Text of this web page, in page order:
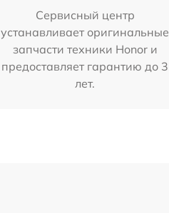
Сервисный центр
устанавливает оригинальные
запчасти техники Honor и
предоставляет гарантию до 3
лет.